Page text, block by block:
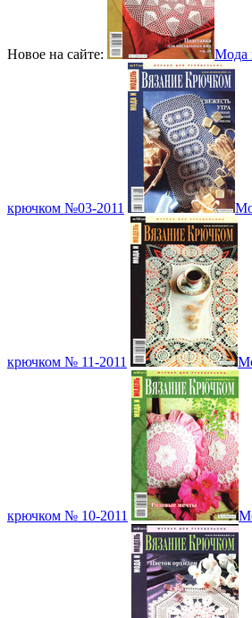
Новое на сайте: Мода
крючком №03-2011
крючком № 11-2011
крючком № 10-2011